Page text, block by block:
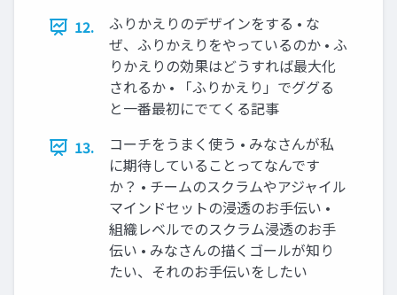
12.
ふりかえりのデザインをする • な
ぜ、ふりかえりをやっているのか • ふ
りかえりの効果はどうすれば最大化
されるか • 「ふりかえり」でググる
と一番最初にでてくる記事
13.
コーチをうまく使う • みなさんが私
に期待していることってなんです
か？ • チームのスクラムやアジャイル
マインドセットの浸透のお手伝い •
組織レベルでのスクラム浸透のお手
伝い • みなさんの描くゴールが知り
たい、それのお手伝いをしたい